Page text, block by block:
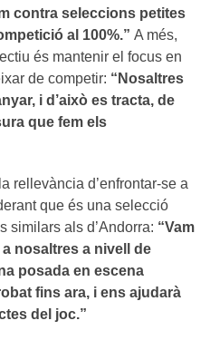
contra seleccions petites
al 100%.” A més,
és mantenir el focus en
de competir: “Nosaltres
i d’això es tracta, de
que fem els
rellevància d’enfrontar-se a
que és una selecció
similars als d’Andorra: “Vam
nosaltres a nivell de
posada en escena
fins ara, i ens ajudarà
del joc.”